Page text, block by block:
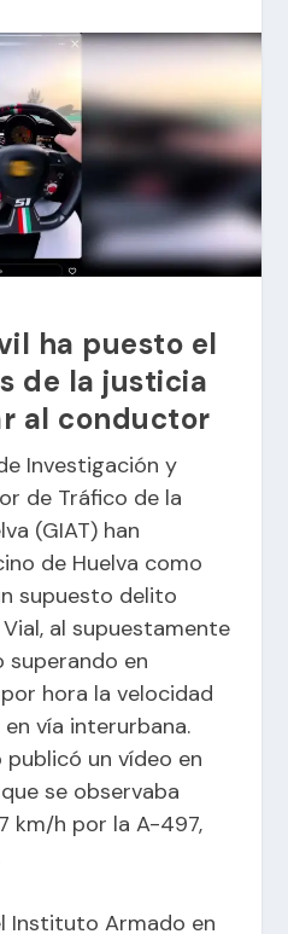
ha puesto el
de la justicia
al conductor
Investigación y
de Tráfico de la
(GIAT) han
de Huelva como
supuesto delito
al supuestamente
superando en
hora la velocidad
vía interurbana.
publicó un vídeo en
se observaba
km/h por la A-497,
Instituto Armado en